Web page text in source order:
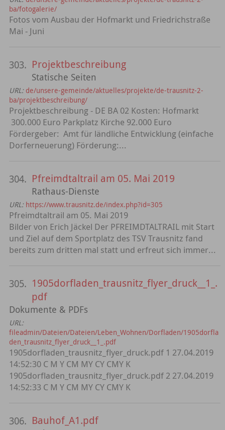
ba/fotogalerie/
Fotos vom Ausbau der Hofmarkt und Friedrichstraße
Mai - Juni
303. Projektbeschreibung
Statische Seiten
URL: de/unsere-gemeinde/aktuelles/projekte/de-trausnitz-2-
ba/projektbeschreibung/
Projektbeschreibung - DE BA 02 Kosten: Hofmarkt
300.000 Euro Parkplatz Kirche 92.000 Euro
Fördergeber: Amt für ländliche Entwicklung (einfache
Dorferneuerung) Förderung:...
304. Pfreimdtaltrail am 05. Mai 2019
Rathaus-Dienste
URL: https://www.trausnitz.de/index.php?id=305
Pfreimdtaltrail am 05. Mai 2019
Bilder von Erich Jäckel Der PFREIMDTALTRAIL mit Start
und Ziel auf dem Sportplatz des TSV Trausnitz fand
bereits zum dritten mal statt und erfreut sich immer...
305. 1905dorfladen_trausnitz_flyer_druck__1_.
pdf
Dokumente & PDFs
URL:
fileadmin/Dateien/Dateien/Leben_Wohnen/Dorfladen/1905dorfla
den_trausnitz_flyer_druck__1_.pdf
1905dorfladen_trausnitz_flyer_druck.pdf 1 27.04.2019
14:52:30 C M Y CM MY CY CMY K
1905dorfladen_trausnitz_flyer_druck.pdf 2 27.04.2019
14:52:33 C M Y CM MY CY CMY K
306. Bauhof_A1.pdf